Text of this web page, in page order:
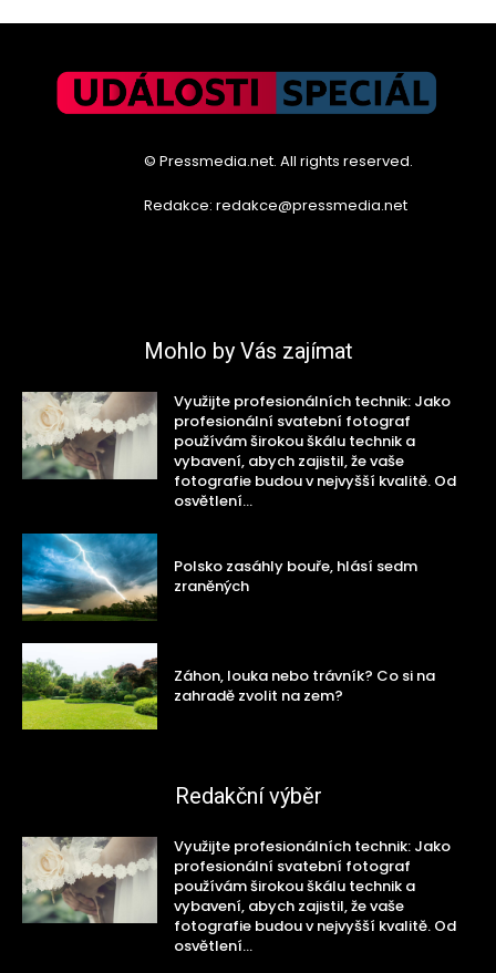
© Pressmedia.net. All rights reserved.
Redakce: redakce@pressmedia.net
Mohlo by Vás zajímat
Využijte profesionálních technik: Jako
profesionální svatební fotograf
používám širokou škálu technik a
vybavení, abych zajistil, že vaše
fotografie budou v nejvyšší kvalitě. Od
osvětlení...
Polsko zasáhly bouře, hlásí sedm
zraněných
Záhon, louka nebo trávník? Co si na
zahradě zvolit na zem?
Redakční výběr
Využijte profesionálních technik: Jako
profesionální svatební fotograf
používám širokou škálu technik a
vybavení, abych zajistil, že vaše
fotografie budou v nejvyšší kvalitě. Od
osvětlení...